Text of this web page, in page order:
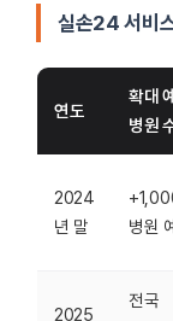
실손24 서비
연도
확대
병원
2024
년 말
병원
2025
전국